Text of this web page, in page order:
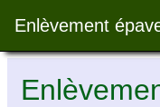
Enlèvement